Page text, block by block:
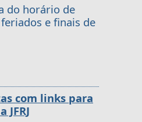
do horário de
e finais de
com links para